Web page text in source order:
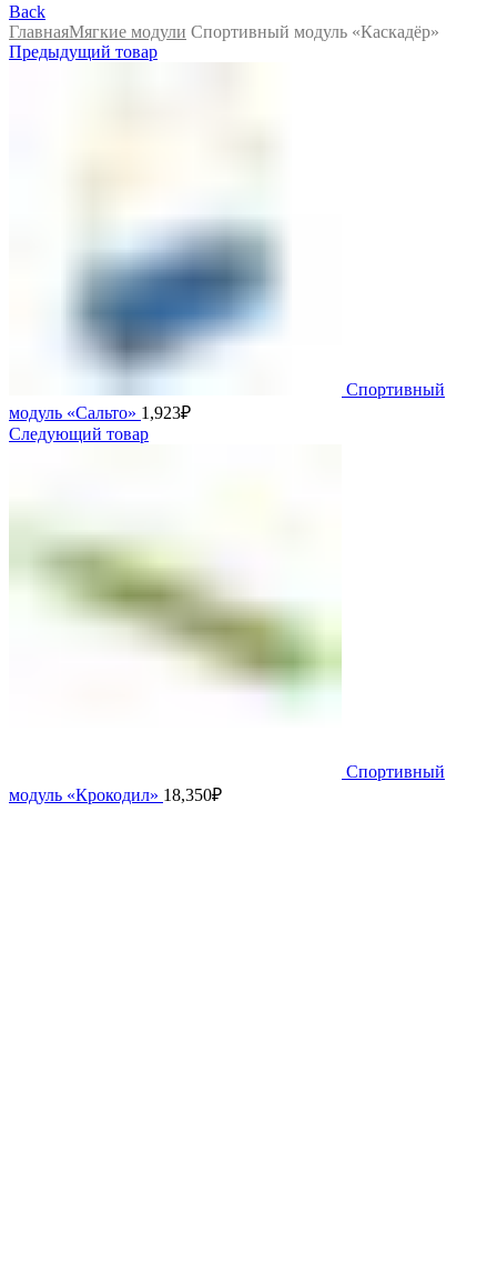
Back
ГлавнаяМягкие модули Спортивный модуль «Каскадёр»
Предыдущий товар
Спортивный
модуль «Сальто» 1,923₽
Следующий товар
Спортивный
модуль «Крокодил» 18,350₽